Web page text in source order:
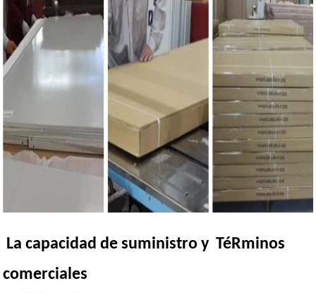
La capacidad de suministro y TéRminos
comerciales